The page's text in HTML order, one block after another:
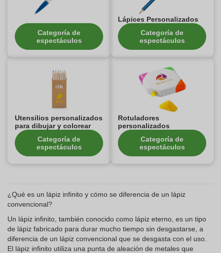
Categoría de
espectáculos
Lápices Personalizados
Categoría de
espectáculos
Utensilios personalizados
para dibujar y colorear
Categoría de
espectáculos
Rotuladores
personalizados
Categoría de
espectáculos
¿Qué es un lápiz infinito y cómo se diferencia de un lápiz
convencional?
Un lápiz infinito, también conocido como lápiz eterno, es un tipo
de lápiz fabricado para durar mucho tiempo sin desgastarse, a
diferencia de un lápiz convencional que se desgasta con el uso.
El lápiz infinito utiliza una punta de aleación de metales que